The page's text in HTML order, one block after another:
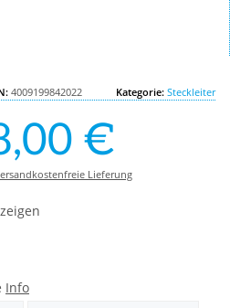
4009199842022 Kategorie: Steckleiter
€
Lieferung
Info